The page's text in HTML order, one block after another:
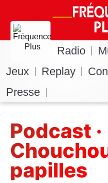
Radio
Jeux
Replay
Presse
Podcast ·
papilles